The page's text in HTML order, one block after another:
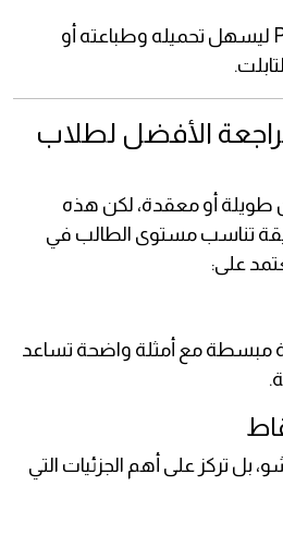
كما أن الملف بصيغة PDF ليسهل تحميله وطباعته أو
الأفضل لطلاب
طويلة أو معقدة، لكن هذه
تناسب مستوى الطالب في
على:
مبسطة مع أمثلة واضحة تساعد
بل تركز على أهم الجزئيات التي